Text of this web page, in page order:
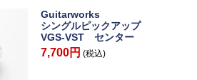
Guitarworks
シングルピックアップ
VGS-VST センター
7,700円 (税込)